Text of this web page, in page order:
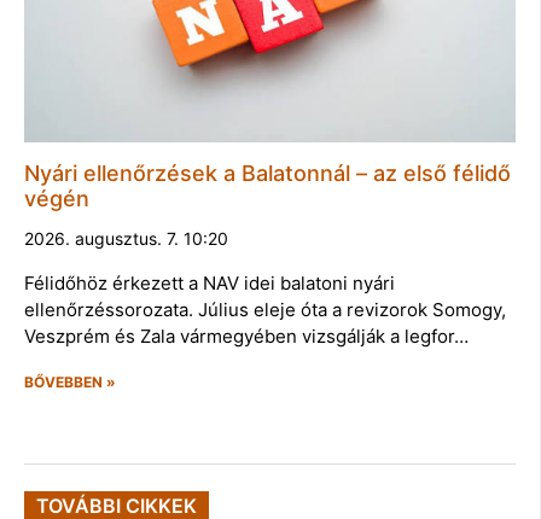
Nyári ellenőrzések a Balatonnál – az első félidő
végén
2026. augusztus. 7. 10:20
Félidőhöz érkezett a NAV idei balatoni nyári
ellenőrzéssorozata. Július eleje óta a revizorok Somogy,
Veszprém és Zala vármegyében vizsgálják a legfor…
BŐVEBBEN »
TOVÁBBI CIKKEK